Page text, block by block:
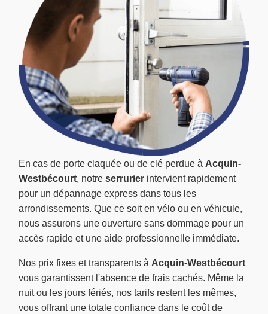
En cas de porte claquée ou de clé perdue à Acquin-
Westbécourt, notre serrurier intervient rapidement
pour un dépannage express dans tous les
arrondissements. Que ce soit en vélo ou en véhicule,
nous assurons une ouverture sans dommage pour un
accès rapide et une aide professionnelle immédiate.
Nos prix fixes et transparents à Acquin-Westbécourt
vous garantissent l'absence de frais cachés. Même la
nuit ou les jours fériés, nos tarifs restent les mêmes,
vous offrant une totale confiance dans le coût de